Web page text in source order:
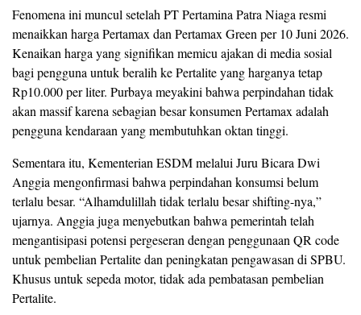
Fenomena ini muncul setelah PT Pertamina Patra Niaga resmi
menaikkan harga Pertamax dan Pertamax Green per 10 Juni 2026.
Kenaikan harga yang signifikan memicu ajakan di media sosial
bagi pengguna untuk beralih ke Pertalite yang harganya tetap
Rp10.000 per liter. Purbaya meyakini bahwa perpindahan tidak
akan massif karena sebagian besar konsumen Pertamax adalah
pengguna kendaraan yang membutuhkan oktan tinggi.
Sementara itu, Kementerian ESDM melalui Juru Bicara Dwi
Anggia mengonfirmasi bahwa perpindahan konsumsi belum
terlalu besar. “Alhamdulillah tidak terlalu besar shifting-nya,”
ujarnya. Anggia juga menyebutkan bahwa pemerintah telah
mengantisipasi potensi pergeseran dengan penggunaan QR code
untuk pembelian Pertalite dan peningkatan pengawasan di SPBU.
Khusus untuk sepeda motor, tidak ada pembatasan pembelian
Pertalite.